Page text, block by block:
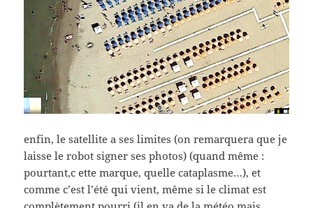
enfin, le satellite a ses limites (on remarquera que je
laisse le robot signer ses photos) (quand même :
pourtant,c ette marque, quelle cataplasme…), et
comme c’est l’été qui vient, même si le climat est